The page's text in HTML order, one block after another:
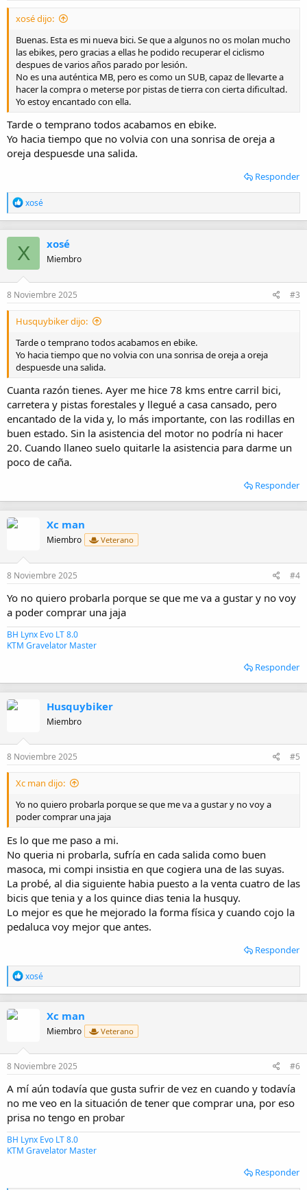
xosé dijo:
Buenas. Esta es mi nueva bici. Se que a algunos no os molan mucho
las ebikes, pero gracias a ellas he podido recuperar el ciclismo
despues de varios años parado por lesión.
No es una auténtica MB, pero es como un SUB, capaz de llevarte a
hacer la compra o meterse por pistas de tierra con cierta dificultad.
Yo estoy encantado con ella.
Tarde o temprano todos acabamos en ebike.
Yo hacia tiempo que no volvia con una sonrisa de oreja a
oreja despuesde una salida.
Responder
R
e
a
c
c
i
o
n
s
xosé
X xosé
Miembro
8 Noviembre 2025 #3
Husquybiker dijo:
Tarde o temprano todos acabamos en ebike.
Yo hacia tiempo que no volvia con una sonrisa de oreja a oreja
despuesde una salida.
Cuanta razón tienes. Ayer me hice 78 kms entre carril bici,
carretera y pistas forestales y llegué a casa cansado, pero
encantado de la vida y, lo más importante, con las rodillas en
buen estado. Sin la asistencia del motor no podría ni hacer
20. Cuando llaneo suelo quitarle la asistencia para darme un
poco de caña.
Responder
Xc man
Miembro Veterano
8 Noviembre 2025 #4
Yo no quiero probarla porque se que me va a gustar y no voy
a poder comprar una jaja
BH Lynx Evo LT 8.0
KTM Gravelator Master
Responder
Husquybiker
Miembro
8 Noviembre 2025 #5
Xc man dijo:
Yo no quiero probarla porque se que me va a gustar y no voy a
poder comprar una jaja
Es lo que me paso a mi.
No queria ni probarla, sufría en cada salida como buen
masoca, mi compi insistia en que cogiera una de las suyas.
La probé, al dia siguiente habia puesto a la venta cuatro de las
bicis que tenia y a los quince dias tenia la husquy.
Lo mejor es que he mejorado la forma física y cuando cojo la
pedaluca voy mejor que antes.
Responder
R
e
a
n
e
xosé
Xc man
Miembro Veterano
8 Noviembre 2025 #6
A mí aún todavía que gusta sufrir de vez en cuando y todavía
no me veo en la situación de tener que comprar una, por eso
prisa no tengo en probar
BH Lynx Evo LT 8.0
KTM Gravelator Master
Responder